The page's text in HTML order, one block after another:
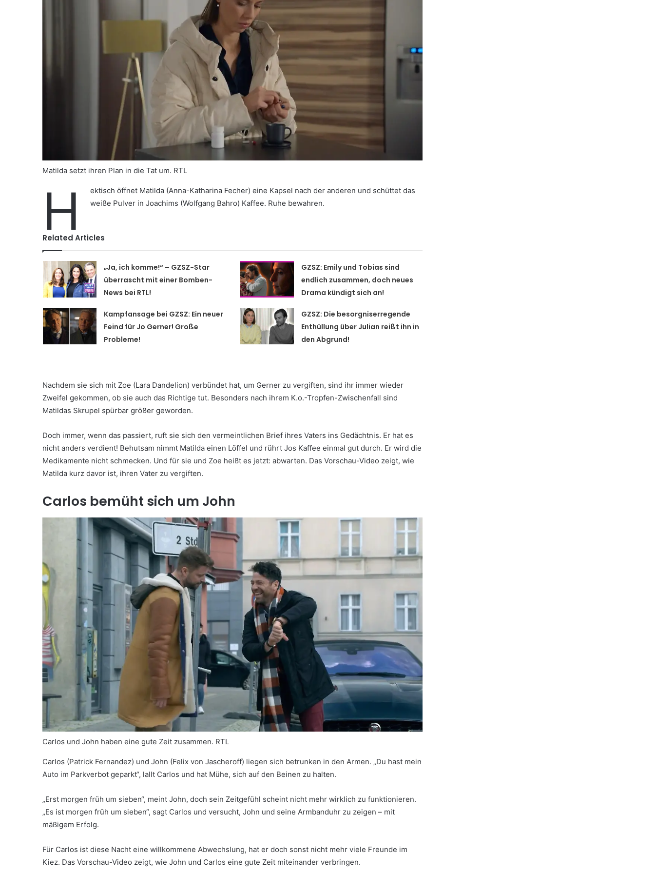
Matilda setzt ihren Plan in die Tat um. RTL
H
ektisch öffnet Matilda (Anna-Katharina Fecher) eine Kapsel nach der anderen und schüttet das
weiße Pulver in Joachims (Wolfgang Bahro) Kaffee. Ruhe bewahren.
Related Articles
„Ja, ich komme!“ – GZSZ-Star
überrascht mit einer Bomben-
News bei RTL!
GZSZ: Emily und Tobias sind
endlich zusammen, doch neues
Drama kündigt sich an!
Kampfansage bei GZSZ: Ein neuer
Feind für Jo Gerner! Große
Probleme!
GZSZ: Die besorgniserregende
Enthüllung über Julian reißt ihn in
den Abgrund!
Nachdem sie sich mit Zoe (Lara Dandelion) verbündet hat, um Gerner zu vergiften, sind ihr immer wieder
Zweifel gekommen, ob sie auch das Richtige tut. Besonders nach ihrem K.o.-Tropfen-Zwischenfall sind
Matildas Skrupel spürbar größer geworden.
Doch immer, wenn das passiert, ruft sie sich den vermeintlichen Brief ihres Vaters ins Gedächtnis. Er hat es
nicht anders verdient! Behutsam nimmt Matilda einen Löffel und rührt Jos Kaffee einmal gut durch. Er wird die
Medikamente nicht schmecken. Und für sie und Zoe heißt es jetzt: abwarten. Das Vorschau-Video zeigt, wie
Matilda kurz davor ist, ihren Vater zu vergiften.
Carlos bemüht sich um John
Carlos und John haben eine gute Zeit zusammen. RTL
Carlos (Patrick Fernandez) und John (Felix von Jascheroff) liegen sich betrunken in den Armen. „Du hast mein
Auto im Parkverbot geparkt“, lallt Carlos und hat Mühe, sich auf den Beinen zu halten.
„Erst morgen früh um sieben“, meint John, doch sein Zeitgefühl scheint nicht mehr wirklich zu funktionieren.
„Es ist morgen früh um sieben“, sagt Carlos und versucht, John und seine Armbanduhr zu zeigen – mit
mäßigem Erfolg.
Für Carlos ist diese Nacht eine willkommene Abwechslung, hat er doch sonst nicht mehr viele Freunde im
Kiez. Das Vorschau-Video zeigt, wie John und Carlos eine gute Zeit miteinander verbringen.